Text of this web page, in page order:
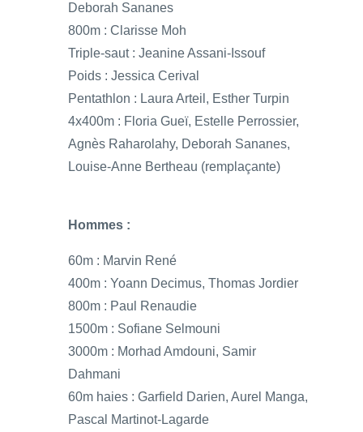
Deborah Sananes
800m : Clarisse Moh
Triple-saut : Jeanine Assani-Issouf
Poids : Jessica Cerival
Pentathlon : Laura Arteil, Esther Turpin
4x400m : Floria Gueï, Estelle Perrossier,
Agnès Raharolahy, Deborah Sananes,
Louise-Anne Bertheau (remplaçante)
Hommes :
60m : Marvin René
400m : Yoann Decimus, Thomas Jordier
800m : Paul Renaudie
1500m : Sofiane Selmouni
3000m : Morhad Amdouni, Samir
Dahmani
60m haies : Garfield Darien, Aurel Manga,
Pascal Martinot-Lagarde